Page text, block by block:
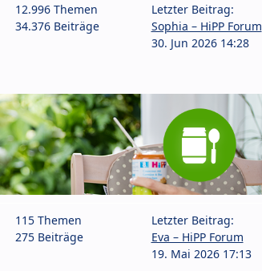
12.996 Themen
34.376 Beiträge
Letzter Beitrag:
Sophia – HiPP Forum
30. Jun 2026 14:28
115 Themen
275 Beiträge
Letzter Beitrag:
Eva – HiPP Forum
19. Mai 2026 17:13